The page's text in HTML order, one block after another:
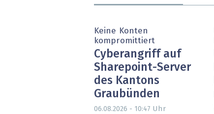
Keine Konten
kompromittiert
Cyberangriff auf
Sharepoint-Server
des Kantons
Graubünden
06.08.2026 - 10:47 Uhr